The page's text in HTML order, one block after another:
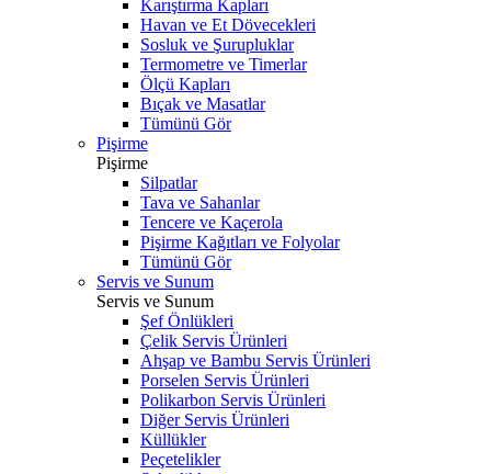
Karıştırma Kapları
Havan ve Et Dövecekleri
Sosluk ve Şurupluklar
Termometre ve Timerlar
Ölçü Kapları
Bıçak ve Masatlar
Tümünü Gör
Pişirme
Pişirme
Silpatlar
Tava ve Sahanlar
Tencere ve Kaçerola
Pişirme Kağıtları ve Folyolar
Tümünü Gör
Servis ve Sunum
Servis ve Sunum
Şef Önlükleri
Çelik Servis Ürünleri
Ahşap ve Bambu Servis Ürünleri
Porselen Servis Ürünleri
Polikarbon Servis Ürünleri
Diğer Servis Ürünleri
Küllükler
Peçetelikler